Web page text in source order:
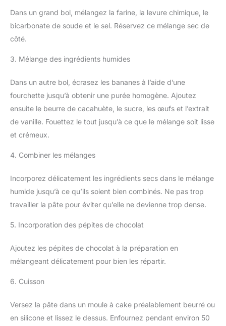
Dans un grand bol, mélangez la farine, la levure chimique, le
bicarbonate de soude et le sel. Réservez ce mélange sec de
côté.
3. Mélange des ingrédients humides
Dans un autre bol, écrasez les bananes à l’aide d’une
fourchette jusqu’à obtenir une purée homogène. Ajoutez
ensuite le beurre de cacahuète, le sucre, les œufs et l’extrait
de vanille. Fouettez le tout jusqu’à ce que le mélange soit lisse
et crémeux.
4. Combiner les mélanges
Incorporez délicatement les ingrédients secs dans le mélange
humide jusqu’à ce qu’ils soient bien combinés. Ne pas trop
travailler la pâte pour éviter qu’elle ne devienne trop dense.
5. Incorporation des pépites de chocolat
Ajoutez les pépites de chocolat à la préparation en
mélangeant délicatement pour bien les répartir.
6. Cuisson
Versez la pâte dans un moule à cake préalablement beurré ou
en silicone et lissez le dessus. Enfournez pendant environ 50